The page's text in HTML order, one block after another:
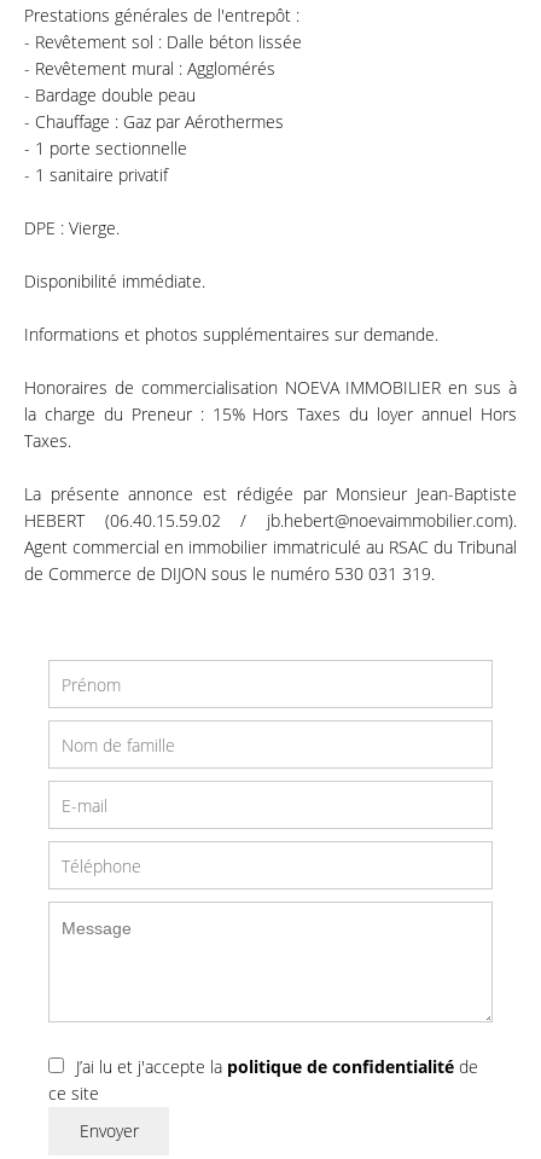
Prestations générales de l'entrepôt :
- Revêtement sol : Dalle béton lissée
- Revêtement mural : Agglomérés
- Bardage double peau
- Chauffage : Gaz par Aérothermes
- 1 porte sectionnelle
- 1 sanitaire privatif
DPE : Vierge.
Disponibilité immédiate.
Informations et photos supplémentaires sur demande.
Honoraires de commercialisation NOEVA IMMOBILIER en sus à
la charge du Preneur : 15% Hors Taxes du loyer annuel Hors
Taxes.
La présente annonce est rédigée par Monsieur Jean-Baptiste
HEBERT (06.40.15.59.02 / jb.hebert@noevaimmobilier.com).
Agent commercial en immobilier immatriculé au RSAC du Tribunal
de Commerce de DIJON sous le numéro 530 031 319.
J’ai lu et j'accepte la politique de confidentialité de
ce site
Envoyer